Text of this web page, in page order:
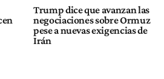
Trump dice que avanzan las
negociaciones sobre Ormuz
pese a nuevas exigencias de
Irán